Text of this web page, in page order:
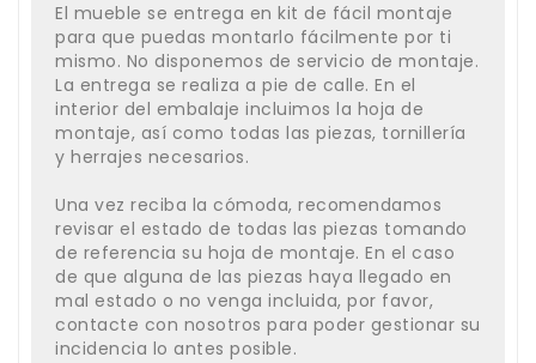
El mueble se entrega en kit de fácil montaje
para que puedas montarlo fácilmente por ti
mismo. No disponemos de servicio de montaje.
La entrega se realiza a pie de calle. En el
interior del embalaje incluimos la hoja de
montaje, así como todas las piezas, tornillería
y herrajes necesarios.
Una vez reciba la cómoda, recomendamos
revisar el estado de todas las piezas tomando
de referencia su hoja de montaje. En el caso
de que alguna de las piezas haya llegado en
mal estado o no venga incluida, por favor,
contacte con nosotros para poder gestionar su
incidencia lo antes posible.